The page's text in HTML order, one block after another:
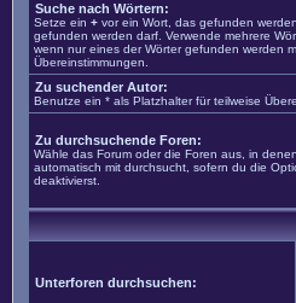
Suche nach Wörtern:
Setze ein + vor ein Wort, das gefunden
gefunden werden darf. Verwende mehrere
wenn nur eines der Wörter gefunden werden
Übereinstimmungen.
Zu suchender Autor:
Benutze ein * als Platzhalter für teilweise
Zu durchsuchende Foren:
Wähle das Forum oder die Foren aus, in
automatisch mit durchsucht, sofern du die
deaktivierst.
Unterforen durchsuchen: